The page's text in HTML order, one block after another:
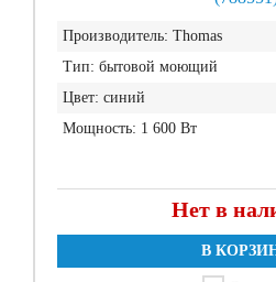
Производитель: Thomas
Тип: бытовой моющий
Цвет: синий
Мощность: 1 600 Вт
Нет в
В